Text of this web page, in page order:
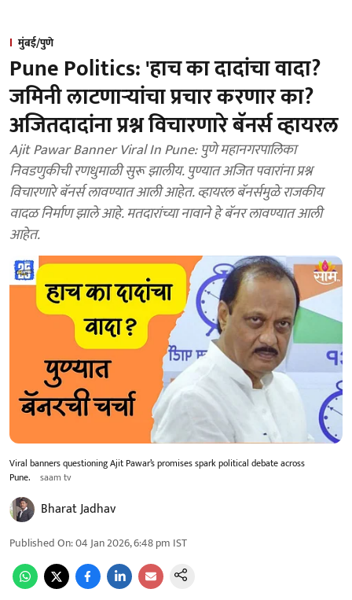
मुंबई/पुणे
Pune Politics: 'हाच का दादांचा वादा?
जमिनी लाटणाऱ्यांचा प्रचार करणार का?
अजितदादांना प्रश्न विचारणारे बॅनर्स व्हायरल
Ajit Pawar Banner Viral In Pune: पुणे महानगरपालिका
निवडणुकीची रणधुमाळी सुरू झालीय. पुण्यात अजित पवारांना प्रश्न
विचारणारे बॅनर्स लावण्यात आली आहेत. व्हायरल बॅनर्समुळे राजकीय
वादळ निर्माण झाले आहे. मतदारांच्या नावाने हे बॅनर लावण्यात आली
आहेत.
Viral banners questioning Ajit Pawar’s promises spark political debate across
Pune.
saam tv
Bharat Jadhav
Published On:04 Jan 2026, 6:48 pm IST